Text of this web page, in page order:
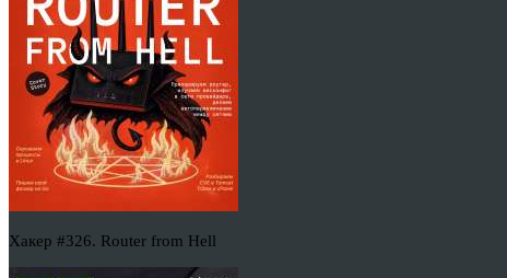
Хакер #326. Router from Hell